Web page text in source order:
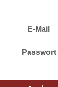
E-Mail
Passwort